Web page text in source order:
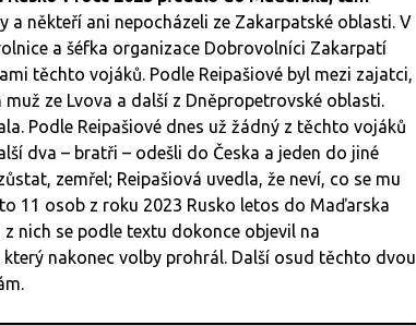
a někteří ani nepocházeli ze Zakarpatské oblasti. V
a šéfka organizace Dobrovolníci Zakarpatí
těchto vojáků. Podle Reipašiové byl mezi zajatci,
ze Lvova a další z Dněpropetrovské oblasti.
Podle Reipašiové dnes už žádný z těchto vojáků
dva – bratři – odešli do Česka a jeden do jiné
zemřel; Reipašiová uvedla, že neví, co se mu
11 osob z roku 2023 Rusko letos do Maďarska
nich se podle textu dokonce objevil na
nakonec volby prohrál. Další osud těchto dvou